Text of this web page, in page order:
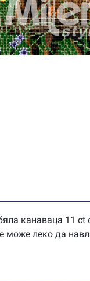
канаваца 11 ct
може леко да